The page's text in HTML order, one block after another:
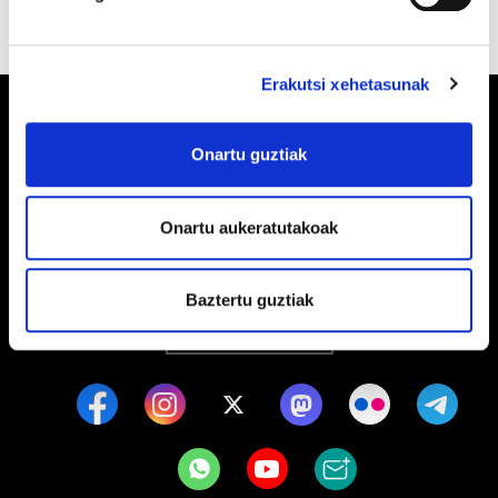
Erakutsi xehetasunak
Onartu guztiak
Onartu aukeratutakoak
Baztertu guztiak
Barrainkua, 13 48009 BILBO
EGOITZAK